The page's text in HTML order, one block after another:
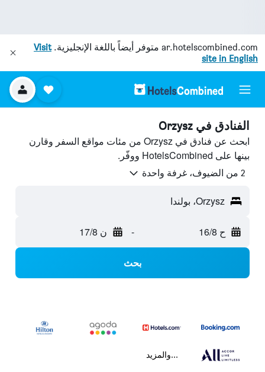
ar.hotelscombined.com متوفر أيضاً باللغة الإنجليزية.Visit
site in English
الفنادق في Orzysz
ابحث عن فنادق في Orzysz من مئات مواقع السفر وقارن
بينها على HotelsCombined ووفّر.
2 من الضيوف، غرفة واحدة
Orzysz، بولندا
ح 16/8 - ن 17/8
بحث
...والمزيد